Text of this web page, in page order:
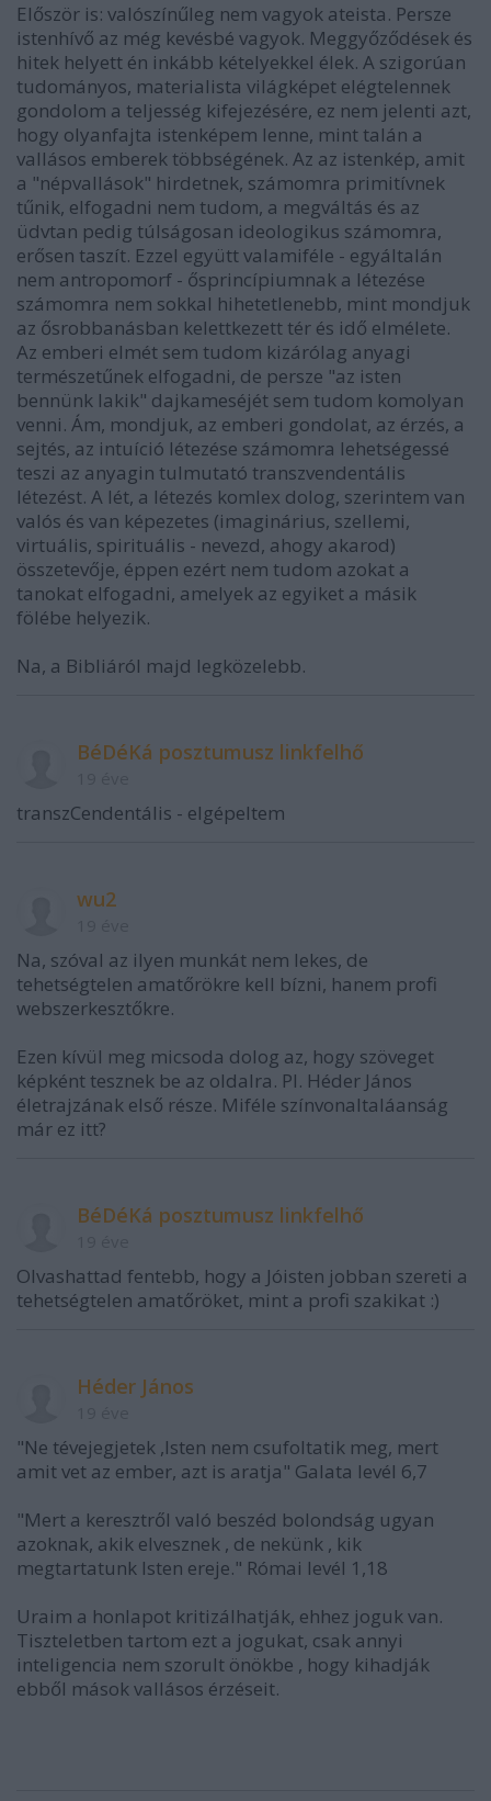
Először is: valószínűleg nem vagyok ateista. Persze
istenhívő az még kevésbé vagyok. Meggyőződések és
hitek helyett én inkább kételyekkel élek. A szigorúan
tudományos, materialista világképet elégtelennek
gondolom a teljesség kifejezésére, ez nem jelenti azt,
hogy olyanfajta istenképem lenne, mint talán a
vallásos emberek többségének. Az az istenkép, amit
a "népvallások" hirdetnek, számomra primitívnek
tűnik, elfogadni nem tudom, a megváltás és az
üdvtan pedig túlságosan ideologikus számomra,
erősen taszít. Ezzel együtt valamiféle - egyáltalán
nem antropomorf - ősprincípiumnak a létezése
számomra nem sokkal hihetetlenebb, mint mondjuk
az ősrobbanásban kelettkezett tér és idő elmélete.
Az emberi elmét sem tudom kizárólag anyagi
természetűnek elfogadni, de persze "az isten
bennünk lakik" dajkameséjét sem tudom komolyan
venni. Ám, mondjuk, az emberi gondolat, az érzés, a
sejtés, az intuíció létezése számomra lehetségessé
teszi az anyagin tulmutató transzvendentális
létezést. A lét, a létezés komlex dolog, szerintem van
valós és van képezetes (imaginárius, szellemi,
virtuális, spirituális - nevezd, ahogy akarod)
összetevője, éppen ezért nem tudom azokat a
tanokat elfogadni, amelyek az egyiket a másik
fölébe helyezik.
Na, a Bibliáról majd legközelebb.
BéDéKá posztumusz linkfelhő
transzCendentális - elgépeltem
wu2
Na, szóval az ilyen munkát nem lekes, de
tehetségtelen amatőrökre kell bízni, hanem profi
webszerkesztőkre.
Ezen kívül meg micsoda dolog az, hogy szöveget
képként tesznek be az oldalra. Pl. Héder János
életrajzának első része. Miféle színvonaltaláanság
már ez itt?
BéDéKá posztumusz linkfelhő
Olvashattad fentebb, hogy a Jóisten jobban szereti a
tehetségtelen amatőröket, mint a profi szakikat :)
Héder János
"Ne tévejegjetek ,Isten nem csufoltatik meg, mert
amit vet az ember, azt is aratja" Galata levél 6,7
"Mert a keresztről való beszéd bolondság ugyan
azoknak, akik elvesznek , de nekünk , kik
megtartatunk Isten ereje." Római levél 1,18
Uraim a honlapot kritizálhatják, ehhez joguk van.
Tiszteletben tartom ezt a jogukat, csak annyi
inteligencia nem szorult önökbe , hogy kihadják
ebből mások vallásos érzéseit.